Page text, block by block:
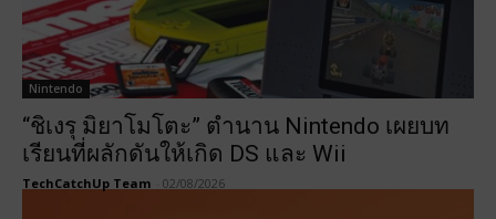
Nintendo
“ชิเงรุ มิยาโมโตะ” ตำนาน Nintendo เผยบท
เรียนที่ผลักดันให้เกิด DS และ Wii
TechCatchUp Team 02/08/2026